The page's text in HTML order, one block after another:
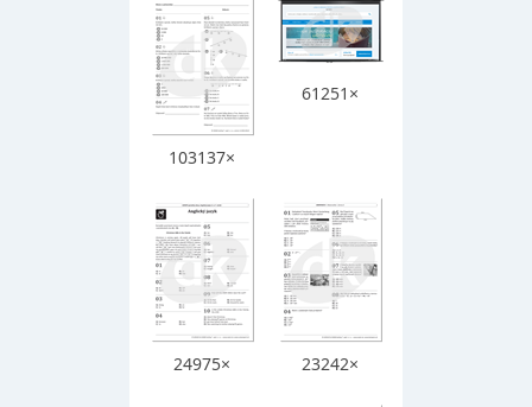
103137×
61251×
24975× 23242×